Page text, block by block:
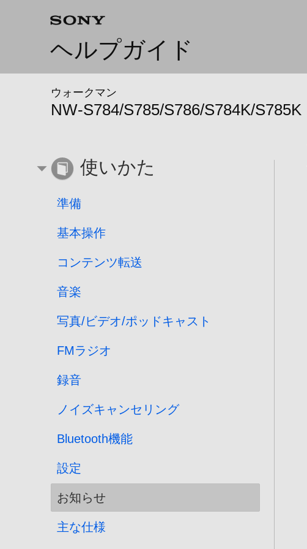
ヘルプガイド
ウォークマン
NW-S784/S785/S786/S784K/S785K
使いかた
準備
基本操作
コンテンツ転送
音楽
写真/ビデオ/ポッドキャスト
FMラジオ
録音
ノイズキャンセリング
Bluetooth機能
設定
お知らせ
主な仕様